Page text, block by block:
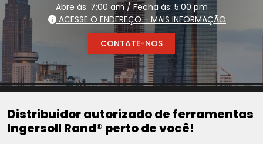
Abre às: 7:00 am / Fecha às: 5:00 pm
ACESSE O ENDEREÇO - MAIS INFORMAÇÃO
CONTATE-NOS
Distribuidor autorizado de ferramentas
Ingersoll Rand® perto de você!